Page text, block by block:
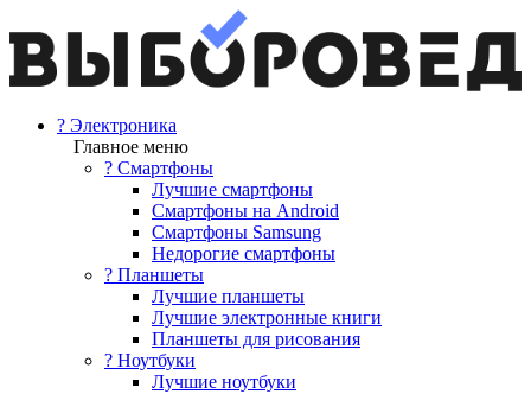
? Электроника
Главное меню
? Смартфоны
Лучшие смартфоны
Смартфоны на Android
Смартфоны Samsung
Недорогие смартфоны
? Планшеты
Лучшие планшеты
Лучшие электронные книги
Планшеты для рисования
? Ноутбуки
Лучшие ноутбуки